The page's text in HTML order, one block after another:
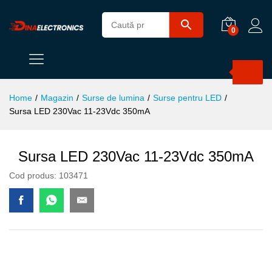
0
Home / Magazin / Surse de lumina / Surse pentru LED /
Sursa LED 230Vac 11-23Vdc 350mA
Sursa LED 230Vac 11-23Vdc 350mA
Cod produs: 103471